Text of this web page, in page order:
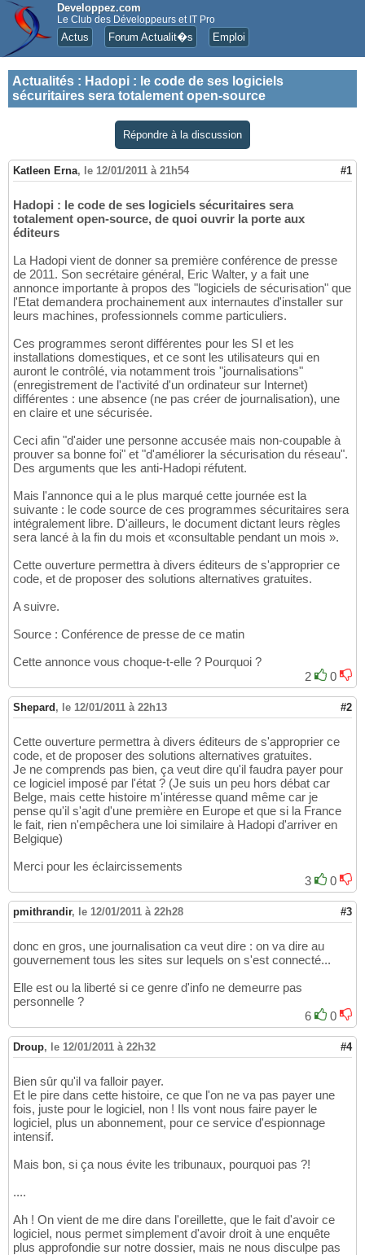
Developpez.com
Le Club des Développeurs et IT Pro
Actus Forum Actualit�s Emploi
Actualités : Hadopi : le code de ses logiciels
sécuritaires sera totalement open-source
Répondre à la discussion
Katleen Erna, le 12/01/2011 à 21h54 #1
Hadopi : le code de ses logiciels sécuritaires sera
totalement open-source, de quoi ouvrir la porte aux
éditeurs
La Hadopi vient de donner sa première conférence de presse
de 2011. Son secrétaire général, Eric Walter, y a fait une
annonce importante à propos des "logiciels de sécurisation" que
l'Etat demandera prochainement aux internautes d'installer sur
leurs machines, professionnels comme particuliers.
Ces programmes seront différentes pour les SI et les
installations domestiques, et ce sont les utilisateurs qui en
auront le contrôlé, via notamment trois "journalisations"
(enregistrement de l'activité d'un ordinateur sur Internet)
différentes : une absence (ne pas créer de journalisation), une
en claire et une sécurisée.
Ceci afin "d'aider une personne accusée mais non-coupable à
prouver sa bonne foi" et "d'améliorer la sécurisation du réseau".
Des arguments que les anti-Hadopi réfutent.
Mais l'annonce qui a le plus marqué cette journée est la
suivante : le code source de ces programmes sécuritaires sera
intégralement libre. D'ailleurs, le document dictant leurs règles
sera lancé à la fin du mois et «consultable pendant un mois ».
Cette ouverture permettra à divers éditeurs de s'approprier ce
code, et de proposer des solutions alternatives gratuites.
A suivre.
Source : Conférence de presse de ce matin
Cette annonce vous choque-t-elle ? Pourquoi ?
2
0
Shepard , le 12/01/2011 à 22h13 #2
Cette ouverture permettra à divers éditeurs de s'approprier ce
code, et de proposer des solutions alternatives gratuites.
Je ne comprends pas bien, ça veut dire qu'il faudra payer pour
ce logiciel imposé par l'état ? (Je suis un peu hors débat car
Belge, mais cette histoire m'intéresse quand même car je
pense qu'il s'agit d'une première en Europe et que si la France
le fait, rien n'empêchera une loi similaire à Hadopi d'arriver en
Belgique)
Merci pour les éclaircissements
3
0
pmithrandir, le 12/01/2011 à 22h28 #3
donc en gros, une journalisation ca veut dire : on va dire au
gouvernement tous les sites sur lequels on s'est connecté...
Elle est ou la liberté si ce genre d'info ne demeurre pas
personnelle ?
6
0
Droup, le 12/01/2011 à 22h32 #4
Bien sûr qu'il va falloir payer.
Et le pire dans cette histoire, ce que l'on ne va pas payer une
fois, juste pour le logiciel, non ! Ils vont nous faire payer le
logiciel, plus un abonnement, pour ce service d'espionnage
intensif.
Mais bon, si ça nous évite les tribunaux, pourquoi pas ?!
....
Ah ! On vient de me dire dans l'oreillette, que le fait d'avoir ce
logiciel, nous permet simplement d'avoir droit à une enquête
plus approfondie sur notre dossier, mais ne nous disculpe pas